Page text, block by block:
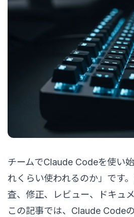
チームでClaude Codeを使い
れくらい使われるのか」です
査、修正、レビュー、ドキュ
この記事では、Claude Code